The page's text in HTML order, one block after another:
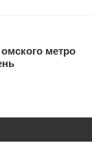
метро